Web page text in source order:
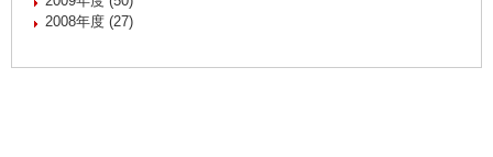
2008年度 (27)